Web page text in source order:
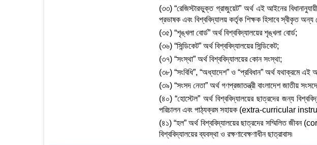
(৩৩) “রেজিস্টারভুক্ত গ্রাজুয়েট” অর্থ এই আইনের
প্রভাষক এবং বিশ্ববিদ্যালয় কর্তৃক শিক্ষক হিসাবে স্বীকৃত
(৩৫) “শৃঙ্খলা বোর্ড” অর্থ বিশ্ববিদ্যালয়ের শৃঙ্খলা বোর্ড;
(৩৬) “সিন্ডিকেট” অর্থ বিশ্ববিদ্যালয়ের সিন্ডিকেট;
(৩৭) “সংস্থা” অর্থ বিশ্ববিদ্যালয়ের কোন সংস্থা;
(৩৮) “সংবিধি”, “অধ্যাদেশ” ও “প্রবিধান” অর্থ যথাক্রমে এই
(৩৯) “সংসদ নেতা” অর্থ গণপ্রজাতন্ত্রী বাংলাদেশ জাতীয়
(৪০) “হোস্টেল” অর্থ বিশ্ববিদ্যালয়ের ছাত্রদের জন্য
পরিচালন এবং পাঠ্যক্রম সহায়ক (extra-curricular
(৪১) “হল” অর্থ বিশ্ববিদ্যালয়ের ছাত্রদের সম্মিলিত
বিশ্ববিদ্যালয়ের ব্যবস্থা ও রক্ষণাবেক্ষণাধীন ছাত্রাবাস৷